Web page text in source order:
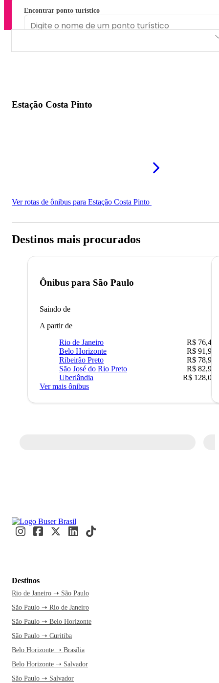
Encontrar ponto turístico
Estação Costa Pinto
Ver rotas de ônibus para Estação Costa Pinto
Destinos mais procurados
Ônibus para São Paulo
Saindo de
A partir de
Rio de Janeiro
R$ 76,42
Belo Horizonte
R$ 91,90
Ribeirão Preto
R$ 78,90
São José do Rio Preto
R$ 82,90
Uberlândia
R$ 128,05
Ver mais ônibus
Destinos
Rio de Janeiro ➝ São Paulo
São Paulo ➝ Rio de Janeiro
São Paulo ➝ Belo Horizonte
São Paulo ➝ Curitiba
Belo Horizonte ➝ Brasília
Belo Horizonte ➝ Salvador
São Paulo ➝ Salvador